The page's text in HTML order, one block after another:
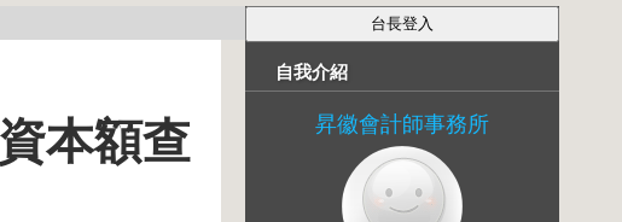
本額查
自我介紹
昇徽會計師事務所